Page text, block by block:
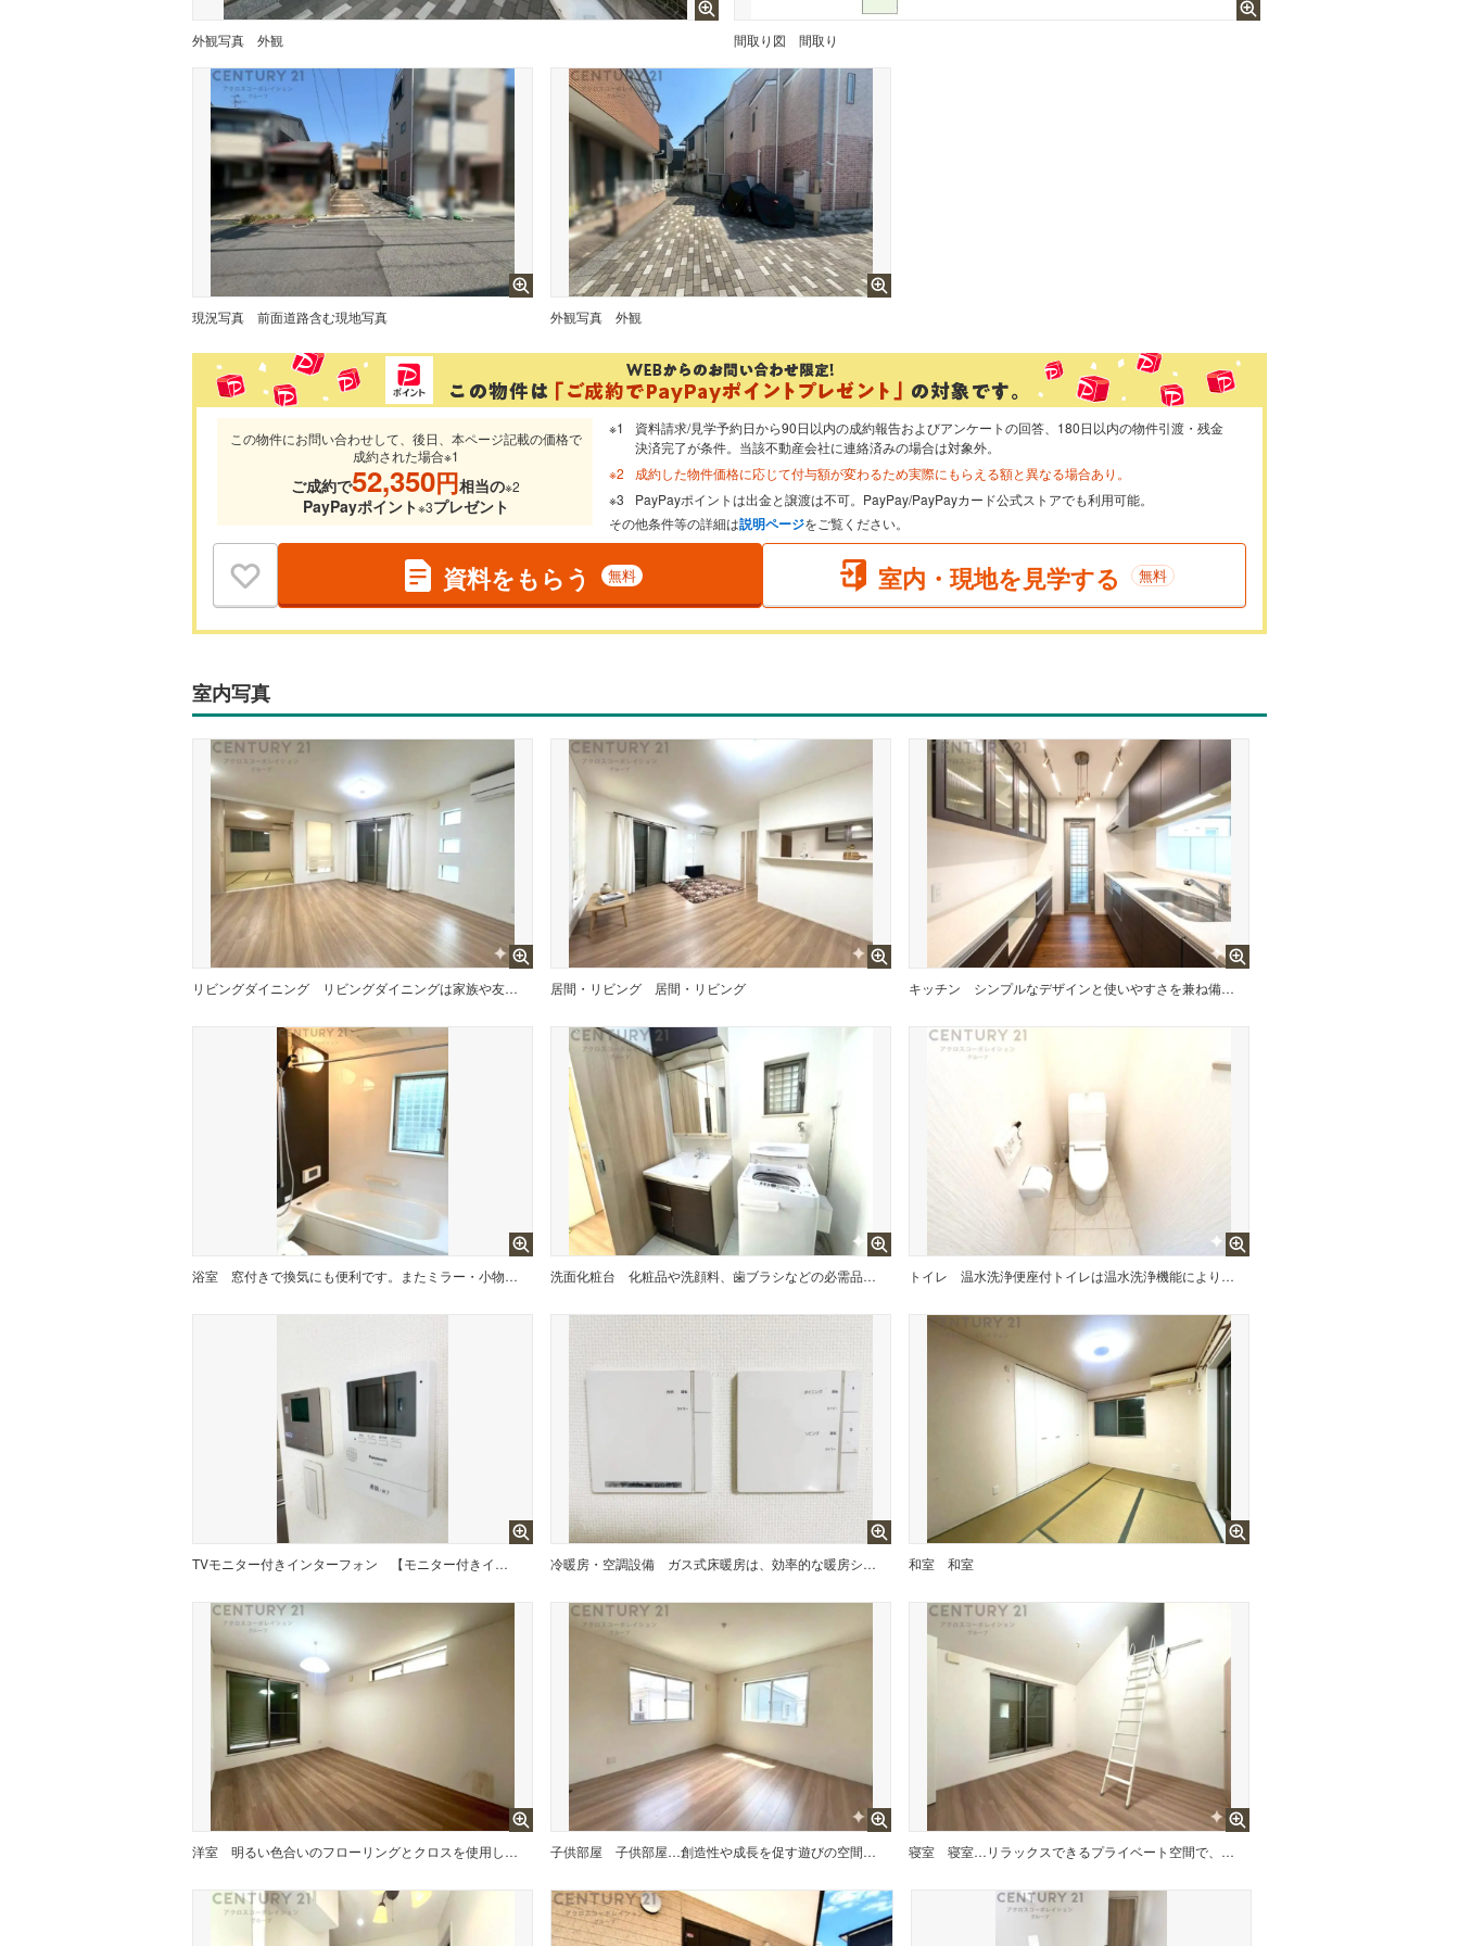
外観写真 外観 間取り図 間取り
現況写真 前面道路含む現地写真 外観写真 外観
この物件にお問い合わせして、後日、本ページ記載の価格で
成約された場合※1
ご成約で52,350円相当の※2
PayPayポイント※3プレゼント
資料請求/見学予約日から90日以内の成約報告およびアンケートの回答、180日以内の物件引渡・残金
決済完了が条件。当該不動産会社に連絡済みの場合は対象外。
成約した物件価格に応じて付与額が変わるため実際にもらえる額と異なる場合あり。
PayPayポイントは出金と譲渡は不可。PayPay/PayPayカード公式ストアでも利用可能。
その他条件等の詳細は説明ページをご覧ください。
資料をもらう 無料 室内・現地を見学する 無料
室内写真
リビングダイニング リビングダイニングは家族や友人とのコミュニケーションを楽しむ場所でくつろぎながら食事や会話を楽しめ、多目的に利用できリラックスできる空間です。家庭内の中心として機能し、快適な生活をサポートします。 居間・リビング 居間・リビング キッチン シンプルなデザインと使いやすさを兼ね備えた対面式システムキッチンは、効率的な作業スペースを提供し、家族やゲストとのコミュニケーションを促進します。
浴室 窓付きで換気にも便利です。またミラー・小物置き場もあり便利です。 洗面化粧台 化粧品や洗顔料、歯ブラシなどの必需品をまとめて置ける収納スペースがあり、使用するたびに取り出す手間が省けます。また、水回りのため、濡れても大丈夫な素材が使用されており、お手入れが簡単です。 トイレ 温水洗浄便座付トイレは温水洗浄機能により、暖かい水でおしりを洗浄することができ、冷たい水を使う従来の便座に比べ、温水洗浄機能で暖かいトイレを提供し、快適な使用を可能にします。
TVモニター付きインターフォン 【モニター付きインターフォン】 冷暖房・空調設備 ガス式床暖房は、効率的な暖房システムであり、床からの温かさが快適な環境を提供します。床全体が均一に暖まり足元からの暖かさが感じられます。また空気の循環が少ないため、ホコリやアレルゲンの拡散を抑えます。 和室 和室
洋室 明るい色合いのフローリングとクロスを使用した洋室は家具やインテリアとも調和しやすく空間が広く感じられ開放感を生み出します。自然光を効果的に反射し、室内を明るく保つため、日中の照明使用を抑えられます。 子供部屋 子供部屋…創造性や成長を促す遊びの空間を提供。学習や趣味に集中できる環境を整えます。個別のプライベートスペースは自己表現と自立心を育み、心地よい睡眠環境を整えリラックスできる場所を提供。 寝室 寝室…リラックスできるプライベート空間で、快適な睡眠をサポート。個人の好みに合わせたインテリアや寝具で心地良さを追求。プライベートな時間を過ごし、リフレッシュする場所におすすめです。